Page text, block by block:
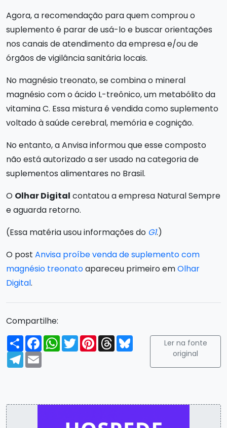
Agora, a recomendação para quem comprou o
suplemento é parar de usá-lo e buscar orientações
nos canais de atendimento da empresa e/ou de
órgãos de vigilância sanitária locais.
No magnésio treonato, se combina o mineral
magnésio com o ácido L-treônico, um metabólito da
vitamina C. Essa mistura é vendida como suplemento
voltado à saúde cerebral, memória e cognição.
No entanto, a Anvisa informou que esse composto
não está autorizado a ser usado na categoria de
suplementos alimentares no Brasil.
O Olhar Digital contatou a empresa Natural Sempre
e aguarda retorno.
(Essa matéria usou informações do G1.)
O post Anvisa proíbe venda de suplemento com
magnésio treonatoapareceu primeiro emOlhar
Digital.
Compartilhe:
Compartilhar
FacebookWhatsApp
TwitterPinterest
ThreadsBluesky
Telegram
Email
Ler na fonte
original